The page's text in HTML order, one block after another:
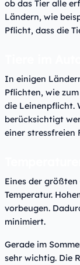
ob das Tier alle
Ländern, wie
Pflicht, dass die
In einigen
Pflichten, wie
die Leinenpflicht.
berücksichtigt
einer stressfreien
Eines der
Temperatur.
vorbeugen.
minimiert.
Gerade im
sehr wichtig. Die